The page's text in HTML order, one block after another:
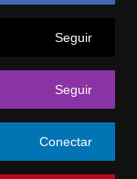
Seguir
Seguir
Conectar